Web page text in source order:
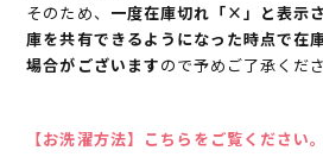
そのため、 一度在庫切れ「×」と表示
庫を共有できるようになった時点で在
場合がございますので予めご了承くださ
【お洗濯方法】こちらをご覧ください。